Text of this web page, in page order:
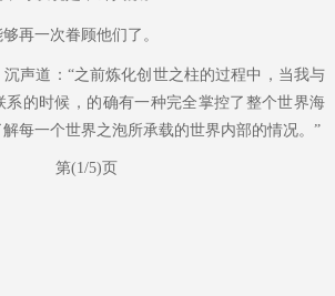
再一次眷顾他们了。
声道：“之前炼化创世之柱的过程中，当我与
系的时候，的确有一种完全掌控了整个世界海
每一个世界之泡所承载的世界内部的情况。”
第(1/5)页